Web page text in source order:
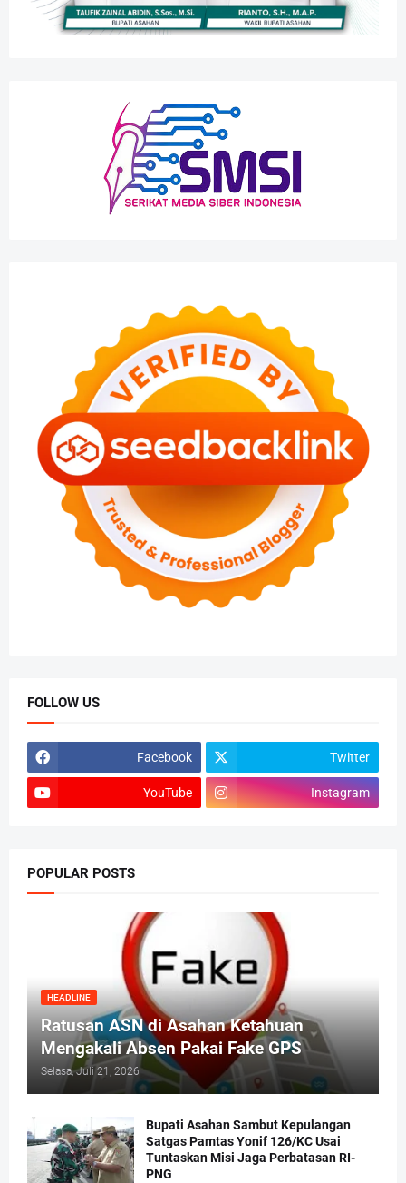
FOLLOW US
Facebook Twitter
YouTube Instagram
POPULAR POSTS
HEADLINE
Ratusan ASN di Asahan Ketahuan
Mengakali Absen Pakai Fake GPS
Selasa, Juli 21, 2026
Bupati Asahan Sambut Kepulangan
Satgas Pamtas Yonif 126/KC Usai
Tuntaskan Misi Jaga Perbatasan RI-
PNG